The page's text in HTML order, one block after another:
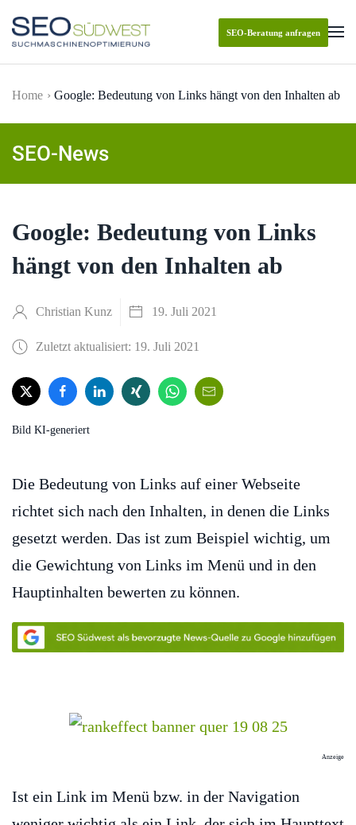
Skip to main content
SEO-Beratung anfragen
Home Google: Bedeutung von Links hängt von den Inhalten ab
SEO-News
Google: Bedeutung von Links
hängt von den Inhalten ab
Christian Kunz 19. Juli 2021
Zuletzt aktualisiert: 19. Juli 2021
Bild KI-generiert
Die Bedeutung von Links auf einer Webseite
richtet sich nach den Inhalten, in denen die Links
gesetzt werden. Das ist zum Beispiel wichtig, um
die Gewichtung von Links im Menü und in den
Hauptinhalten bewerten zu können.
Anzeige
Ist ein Link im Menü bzw. in der Navigation